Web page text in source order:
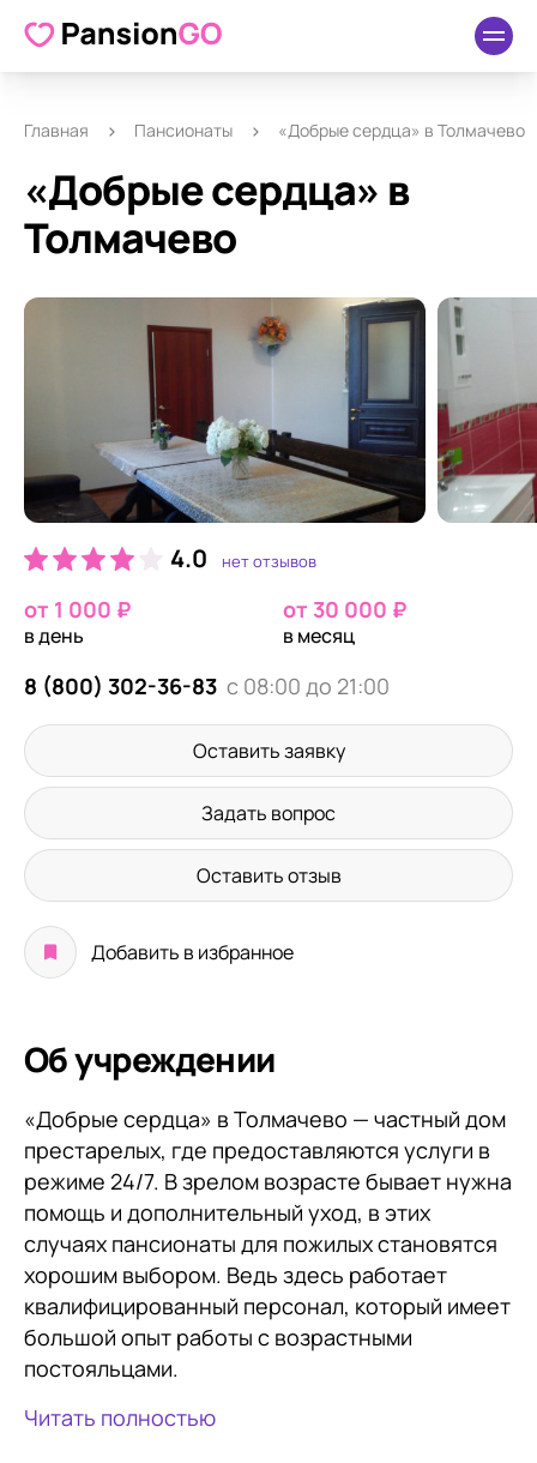
О пансионате Удобства Отзывы
Главная Пансионаты «Добрые сердца» в Толмачево
«Добрые сердца» в
Толмачево
4.0 нет отзывов
от 1 000 ₽
в день
от 30 000 ₽
в месяц
8 (800) 302-36-83 с 08:00 до 21:00
Оставить заявку
Задать вопрос
Оставить отзыв
Добавить в избранное
Об учреждении
«Добрые сердца» в Толмачево — частный дом
престарелых, где предоставляются услуги в
режиме 24/7. В зрелом возрасте бывает нужна
помощь и дополнительный уход, в этих
случаях пансионаты для пожилых становятся
хорошим выбором. Ведь здесь работает
квалифицированный персонал, который имеет
большой опыт работы с возрастными
постояльцами.
Читать полностью